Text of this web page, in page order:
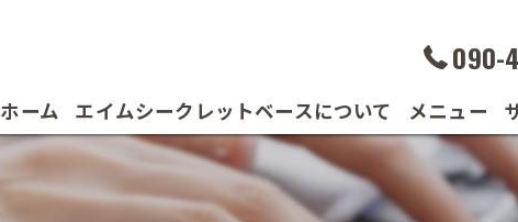
090-
ホーム エイムシークレットベースについて
お客様の声
メニュー